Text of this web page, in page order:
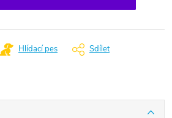
Hlídací pes Sdílet